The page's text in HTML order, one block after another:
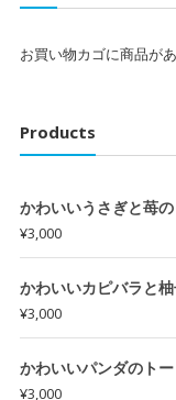
お買い物カゴに商品があ
Products
かわいいうさぎと苺
¥3,000
かわいいカピバラと
¥3,000
かわいいパンダのト
¥3,000